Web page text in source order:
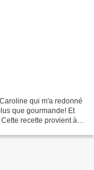
qui m'a redonné
que gourmande! Et
recette provient à